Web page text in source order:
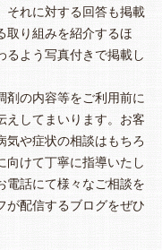
それに対する回答も掲載
取り組みを紹介するほ
よう写真付きで掲載し
剤の内容等をご利用前に
えしてまいります。お客
や症状の相談はもちろ
向けて丁寧に指導いたし
電話にて様々なご相談を
が配信するブログをぜひ